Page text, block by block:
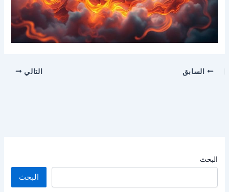
البحث
البحث
السابق التالي